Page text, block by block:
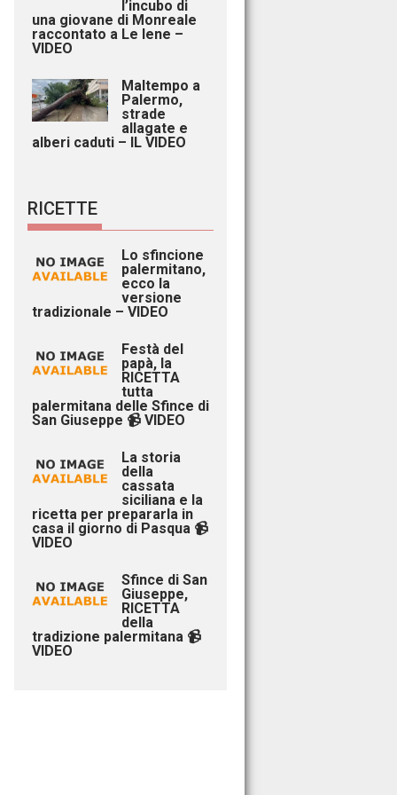
l’incubo di
una giovane di Monreale
raccontato a Le Iene –
VIDEO
Maltempo a
Palermo,
strade
allagate e
alberi caduti – IL VIDEO
RICETTE
Lo sfincione
palermitano,
ecco la
versione
tradizionale – VIDEO
Festà del
papà, la
RICETTA
tutta
palermitana delle Sfince di
San Giuseppe 📹 VIDEO
La storia
della
cassata
siciliana e la
ricetta per prepararla in
casa il giorno di Pasqua 📹
VIDEO
Sfince di San
Giuseppe,
RICETTA
della
tradizione palermitana 📹
VIDEO